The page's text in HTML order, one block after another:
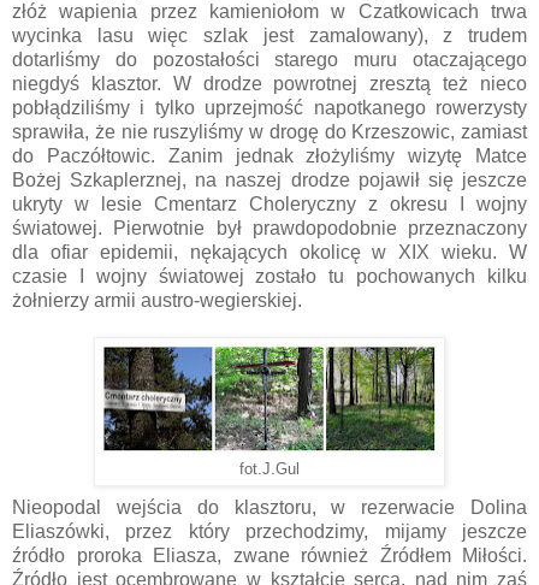
złóż wapienia przez kamieniołom w Czatkowicach trwa
wycinka lasu więc szlak jest zamalowany), z trudem
dotarliśmy do pozostałości starego muru otaczającego
niegdyś klasztor. W drodze powrotnej zresztą też nieco
pobłądziliśmy i tylko uprzejmość napotkanego rowerzysty
sprawiła, że nie ruszyliśmy w drogę do Krzeszowic, zamiast
do Paczółtowic. Zanim jednak złożyliśmy wizytę Matce
Bożej Szkaplerznej, na naszej drodze pojawił się jeszcze
ukryty w lesie Cmentarz Choleryczny z okresu I wojny
światowej. Pierwotnie był prawdopodobnie przeznaczony
dla ofiar epidemii, nękających okolicę w XIX wieku. W
czasie I wojny światowej zostało tu pochowanych kilku
żołnierzy armii austro-wegierskiej.
fot.J.Gul
Nieopodal wejścia do klasztoru, w rezerwacie Dolina
Eliaszówki, przez który przechodzimy, mijamy jeszcze
źródło proroka Eliasza, zwane również Źródłem Miłości.
Źródło jest ocembrowane w kształcie serca, nad nim zaś